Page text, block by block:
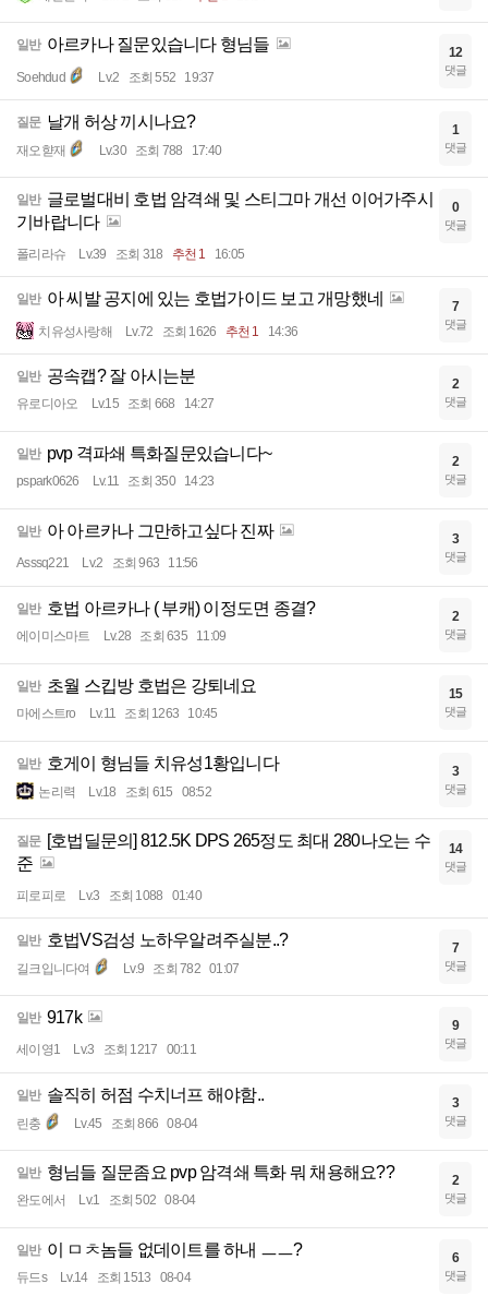
일반 아르카나 질문있습니다 형님들
Soehdud Lv.2 조회 552 19:37
12
댓글
질문 날개 허상 끼시나요?
재오햗재 Lv.30 조회 788 17:40
1
댓글
일반 글로벌대비 호법 암격쇄 및 스티그마 개선 이어가주시
기바랍니다
폴리라슈 Lv.39 조회 318 추천 1 16:05
0
댓글
일반 아 씨발 공지에 있는 호법가이드 보고 개망했네
치유성사랑해 Lv.72 조회 1626 추천 1 14:36
7
댓글
일반 공속캡? 잘 아시는분
유로디아오 Lv.15 조회 668 14:27
2
댓글
일반 pvp 격파쇄 특화질문있습니다~
pspark0626 Lv.11 조회 350 14:23
2
댓글
일반 아 아르카나 그만하고싶다 진짜
Asssq221 Lv.2 조회 963 11:56
3
댓글
일반 호법 아르카나 ( 부캐) 이정도면 종결?
에이미스마트 Lv.28 조회 635 11:09
2
댓글
일반 초월 스킵방 호법은 강퇴네요
마에스트ro Lv.11 조회 1263 10:45
15
댓글
일반 호게이 형님들 치유성1황입니다
논리력 Lv.18 조회 615 08:52
3
댓글
질문 [호법딜문의] 812.5K DPS 265정도 최대 280나오는 수
준
피로피로 Lv.3 조회 1088 01:40
14
댓글
일반 호법VS검성 노하우알려주실분..?
길크입니다여 Lv.9 조회 782 01:07
7
댓글
일반 917k
세이영1 Lv.3 조회 1217 00:11
9
댓글
일반 솔직히 허점 수치너프 해야함..
린충 Lv.45 조회 866 08-04
3
댓글
일반 형님들 질문좀요 pvp 암격쇄 특화 뭐 채용해요??
완도에서 Lv.1 조회 502 08-04
2
댓글
일반 이 ㅁㅊ놈들 없데이트를 하내 ㅡㅡ?
듀드s Lv.14 조회 1513 08-04
6
댓글